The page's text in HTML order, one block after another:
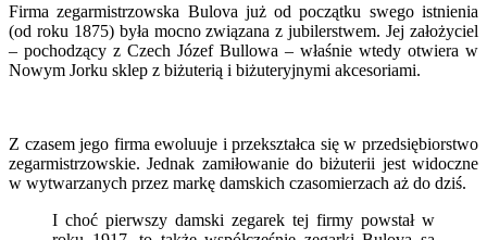
Firma zegarmistrzowska Bulova już od początku swego istnienia
(od roku 1875) była mocno związana z jubilerstwem. Jej założyciel
– pochodzący z Czech Józef Bullowa – właśnie wtedy otwiera w
Nowym Jorku sklep z biżuterią i biżuteryjnymi akcesoriami.
Z czasem jego firma ewoluuje i przekształca się w przedsiębiorstwo
zegarmistrzowskie. Jednak zamiłowanie do biżuterii jest widoczne
w wytwarzanych przez markę damskich czasomierzach aż do dziś.
I choć pierwszy damski zegarek tej firmy powstał w